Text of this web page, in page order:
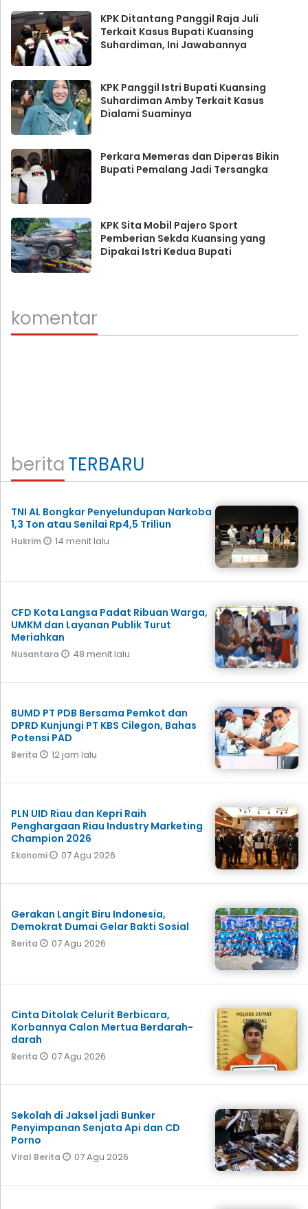
KPK Ditantang Panggil Raja Juli
Terkait Kasus Bupati Kuansing
Suhardiman, Ini Jawabannya
KPK Panggil Istri Bupati Kuansing
Suhardiman Amby Terkait Kasus
Dialami Suaminya
Perkara Memeras dan Diperas Bikin
Bupati Pemalang Jadi Tersangka
KPK Sita Mobil Pajero Sport
Pemberian Sekda Kuansing yang
Dipakai Istri Kedua Bupati
komentar
beritaTERBARU
TNI AL Bongkar Penyelundupan Narkoba
1,3 Ton atau Senilai Rp4,5 Triliun
Hukrim 14 menit lalu
CFD Kota Langsa Padat Ribuan Warga,
UMKM dan Layanan Publik Turut
Meriahkan
Nusantara 48 menit lalu
BUMD PT PDB Bersama Pemkot dan
DPRD Kunjungi PT KBS Cilegon, Bahas
Potensi PAD
Berita 12 jam lalu
PLN UID Riau dan Kepri Raih
Penghargaan Riau Industry Marketing
Champion 2026
Ekonomi 07 Agu 2026
Gerakan Langit Biru Indonesia,
Demokrat Dumai Gelar Bakti Sosial
Berita 07 Agu 2026
Cinta Ditolak Celurit Berbicara,
Korbannya Calon Mertua Berdarah-
darah
Berita 07 Agu 2026
Sekolah di Jaksel jadi Bunker
Penyimpanan Senjata Api dan CD
Porno
Viral Berita 07 Agu 2026